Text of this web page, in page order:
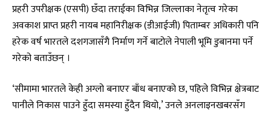
प्रहरी उपरीक्षक (एसपी) छँदा तराईका विभिन्न जिल्लाका नेतृत्व गरेका
अवकाश प्राप्त प्रहरी नायब महानिरीक्षक (डीआईजी) पिताम्बर अधिकारी पनि
हरेक वर्ष भारतले दशगजासँगै निर्माण गर्ने बाटोले नेपाली भूमि डुबानमा पर्ने
गरेको बताउँछन् ।
‘सीमामा भारतले केही अग्लो बनाएर बाँध बनाएको छ, पहिले विभिन्न क्षेत्रबाट
पानीले निकास पाउने हुँदा समस्या हुँदैन थियो,’ उनले अनलाइनखबरसँग